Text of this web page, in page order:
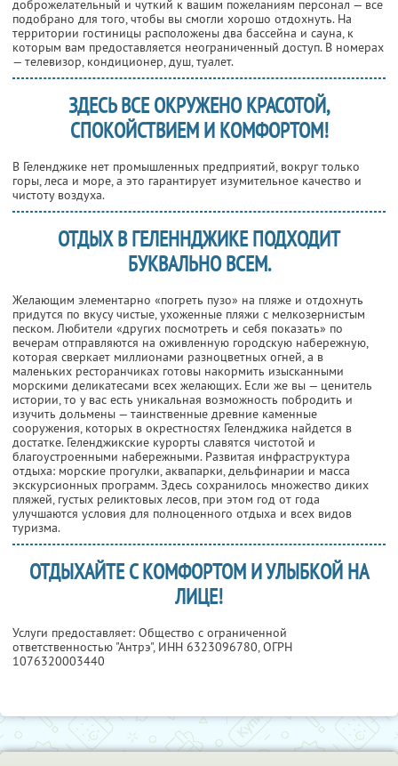
доброжелательный и чуткий к вашим пожеланиям персонал — все
подобрано для того, чтобы вы смогли хорошо отдохнуть. На
территории гостиницы расположены два бассейна и сауна, к
которым вам предоставляется неограниченный доступ. В номерах
— телевизор, кондиционер, душ, туалет.
ЗДЕСЬ ВСЕ ОКРУЖЕНО КРАСОТОЙ,
СПОКОЙСТВИЕМ И КОМФОРТОМ!
В Геленджике нет промышленных предприятий, вокруг только
горы, леса и море, а это гарантирует изумительное качество и
чистоту воздуха.
ОТДЫХ В ГЕЛЕННДЖИКЕ ПОДХОДИТ
БУКВАЛЬНО ВСЕМ.
Желающим элементарно «погреть пузо» на пляже и отдохнуть
придутся по вкусу чистые, ухоженные пляжи с мелкозернистым
песком. Любители «других посмотреть и себя показать» по
вечерам отправляются на оживленную городскую набережную,
которая сверкает миллионами разноцветных огней, а в
маленьких ресторанчиках готовы накормить изысканными
морскими деликатесами всех желающих. Если же вы — ценитель
истории, то у вас есть уникальная возможность побродить и
изучить дольмены — таинственные древние каменные
сооружения, которых в окрестностях Геленджика найдется в
достатке. Геленджикские курорты славятся чистотой и
благоустроенными набережными. Развитая инфраструктура
отдыха: морские прогулки, аквапарки, дельфинарии и масса
экскурсионных программ. Здесь сохранилось множество диких
пляжей, густых реликтовых лесов, при этом год от года
улучшаются условия для полноценного отдыха и всех видов
туризма.
ОТДЫХАЙТЕ С КОМФОРТОМ И УЛЫБКОЙ НА
ЛИЦЕ!
Услуги предоставляет: Общество с ограниченной
ответственностью "Антрэ", ИНН 6323096780, ОГРН
1076320003440